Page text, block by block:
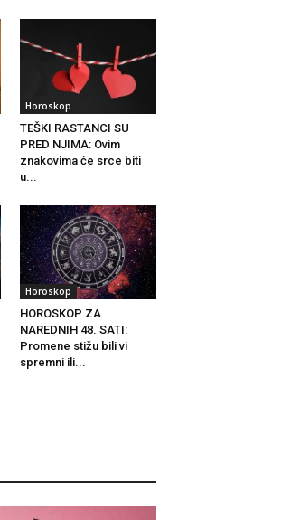
Horoskop
TEŠKI RASTANCI SU
PRED NJIMA: Ovim
znakovima će srce biti
u...
Horoskop
HOROSKOP ZA
NAREDNIH 48. SATI:
Promene stižu bili vi
spremni ili...